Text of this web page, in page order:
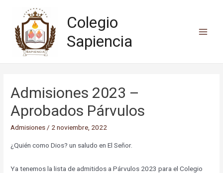
Colegio
Sapiencia
Admisiones 2023 –
Aprobados Párvulos
Admisiones/ 2 noviembre, 2022
¿Quién como Dios? un saludo en El Señor.
Ya tenemos la lista de admitidos a Párvulos 2023 para el Colegio